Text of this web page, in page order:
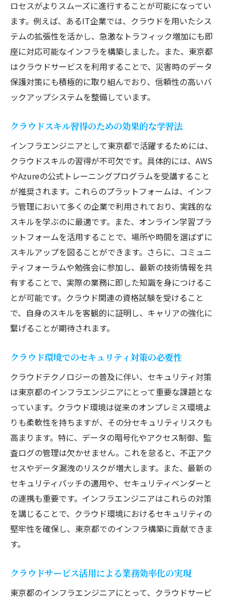
ロセスがよりスムーズに進行することが可能になってい
ます。例えば、あるIT企業では、クラウドを用いたシス
テムの拡張性を活かし、急激なトラフィック増加にも即
座に対応可能なインフラを構築しました。また、東京都
はクラウドサービスを利用することで、災害時のデータ
保護対策にも積極的に取り組んでおり、信頼性の高いバ
ックアップシステムを整備しています。
クラウドスキル習得のための効果的な学習法
インフラエンジニアとして東京都で活躍するためには、
クラウドスキルの習得が不可欠です。具体的には、AWS
やAzureの公式トレーニングプログラムを受講すること
が推奨されます。これらのプラットフォームは、インフ
ラ管理において多くの企業で利用されており、実践的な
スキルを学ぶのに最適です。また、オンライン学習プラ
ットフォームを活用することで、場所や時間を選ばずに
スキルアップを図ることができます。さらに、コミュニ
ティフォーラムや勉強会に参加し、最新の技術情報を共
有することで、実際の業務に即した知識を身につけるこ
とが可能です。クラウド関連の資格試験を受けること
で、自身のスキルを客観的に証明し、キャリアの強化に
繋げることが期待されます。
クラウド環境でのセキュリティ対策の必要性
クラウドテクノロジーの普及に伴い、セキュリティ対策
は東京都のインフラエンジニアにとって重要な課題とな
っています。クラウド環境は従来のオンプレミス環境よ
りも柔軟性を持ちますが、その分セキュリティリスクも
高まります。特に、データの暗号化やアクセス制御、監
査ログの管理は欠かせません。これを怠ると、不正アク
セスやデータ漏洩のリスクが増大します。また、最新の
セキュリティパッチの適用や、セキュリティベンダーと
の連携も重要です。インフラエンジニアはこれらの対策
を講じることで、クラウド環境におけるセキュリティの
堅牢性を確保し、東京都でのインフラ構築に貢献できま
す。
クラウドサービス活用による業務効率化の実現
東京都のインフラエンジニアにとって、クラウドサービ